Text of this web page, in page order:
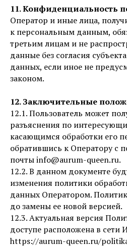
11. Конфиденциальность
Оператор и иные лица,
к персональным данным,
третьим лицам и не
данные без согласия
данных, если иное не
законом.
12. Заключительные
12.1. Пользователь может
разъяснения по
касающимся обработки его
обратившись к Оператору с
почты info@aurum-queen.ru.
12.2. В данном документе
изменения политики
данных Оператором.
до замены ее новой версией.
12.3. Актуальная версия
доступе расположена в сети
https://aurum-queen.ru/